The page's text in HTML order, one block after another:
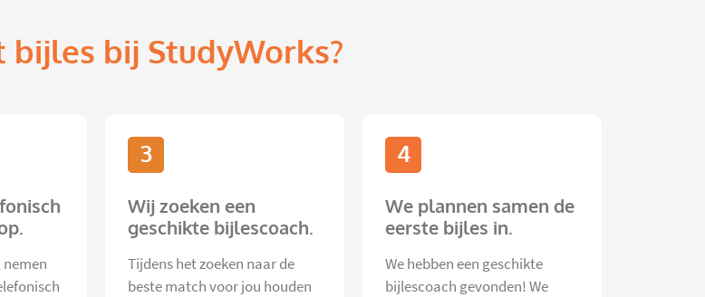
bijles bij StudyWorks?
3
Wij zoeken een
geschikte bijlescoach.
Tijdens het zoeken naar de
beste match voor jou houden
4
We plannen samen de
eerste bijles in.
We hebben een geschikte
bijlescoach gevonden! We